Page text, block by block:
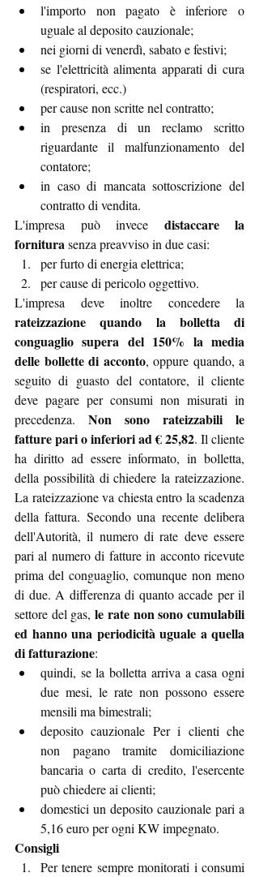
l'importo non pagato è inferiore o
uguale al deposito cauzionale;
nei giorni di venerdì, sabato e festivi;
se l'elettricità alimenta apparati di cura
(respiratori, ecc.)
per cause non scritte nel contratto;
in presenza di un reclamo scritto
riguardante il malfunzionamento del
contatore;
in caso di mancata sottoscrizione del
contratto di vendita.
L'impresa può invece distaccare la
fornitura senza preavviso in due casi:
per furto di energia elettrica;
per cause di pericolo oggettivo.
rateizzazione quando la bolletta di
conguaglio supera del 150% la media
delle bollette di acconto, oppure quando, a
seguito di guasto del contatore, il cliente
deve pagare per consumi non misurati in
precedenza. Non sono rateizzabili le
fatture pari o inferiori ad € 25,82. Il cliente
ha diritto ad essere informato, in bolletta,
della possibilità di chiedere la rateizzazione.
La rateizzazione va chiesta entro la scadenza
della fattura. Secondo una recente delibera
dell'Autorità, il numero di rate deve essere
pari al numero di fatture in acconto ricevute
prima del conguaglio, comunque non meno
di due. A differenza di quanto accade per il
settore del gas, le rate non sono cumulabili
ed hanno una periodicità uguale a quella
di fatturazione:
quindi, se la bolletta arriva a casa ogni
due mesi, le rate non possono essere
mensili ma bimestrali;
deposito cauzionale Per i clienti che
non pagano tramite domiciliazione
bancaria o carta di credito, l'esercente
può chiedere ai clienti;
domestici un deposito cauzionale pari a
5,16 euro per ogni KW impegnato.
Consigli
Per tenere sempre monitorati i consumi